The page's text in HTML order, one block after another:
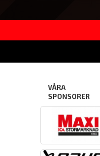
VÅRA
SPONSORER